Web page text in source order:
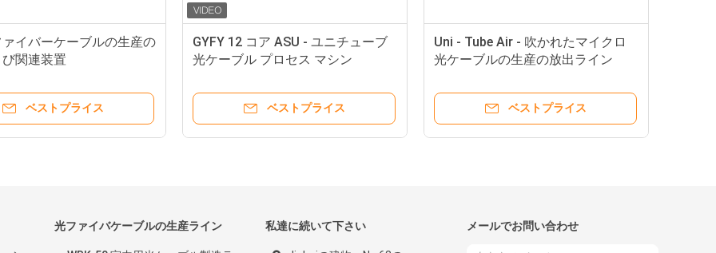
イバーケーブルの生産の
関連装置
ベストプライス
GYFY 12 コア ASU - ユニチューブ
光ケーブル プロセス マシン
ベストプライス
Uni - Tube Air - 吹かれたマイクロ
光ケーブルの生産の放出ライン
ベストプライス
光ファイバケーブルの生産ライン 私達に続いて下さい メールでお問い合わせ